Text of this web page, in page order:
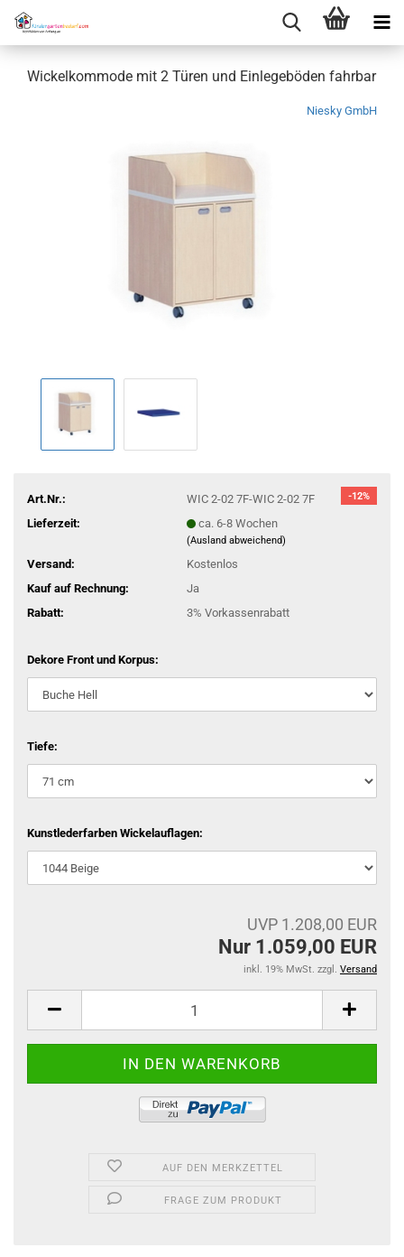
Wickelkommode mit 2 Türen und Einlegeböden fahrbar
Niesky GmbH
-12%
Art.Nr.:
WIC 2-02 7F-WIC 2-02 7F
Lieferzeit:
ca. 6-8 Wochen
(Ausland abweichend)
Versand:
Kostenlos
Kauf auf Rechnung:
Ja
Rabatt:
3% Vorkassenrabatt
Dekore Front und Korpus:
Tiefe:
Kunstlederfarben Wickelauflagen:
UVP 1.208,00 EUR
Nur 1.059,00 EUR
inkl. 19% MwSt. zzgl. Versand
AUF DEN MERKZETTEL
FRAGE ZUM PRODUKT